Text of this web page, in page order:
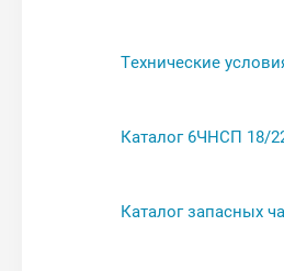
Технические
Каталог 6ЧНСП 18/
Каталог запасных